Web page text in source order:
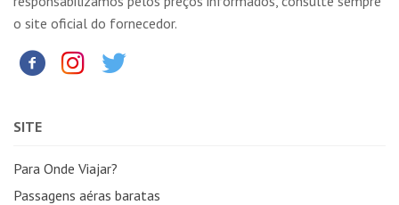
o site oficial do fornecedor.
SITE
Para Onde Viajar?
Passagens aéras baratas